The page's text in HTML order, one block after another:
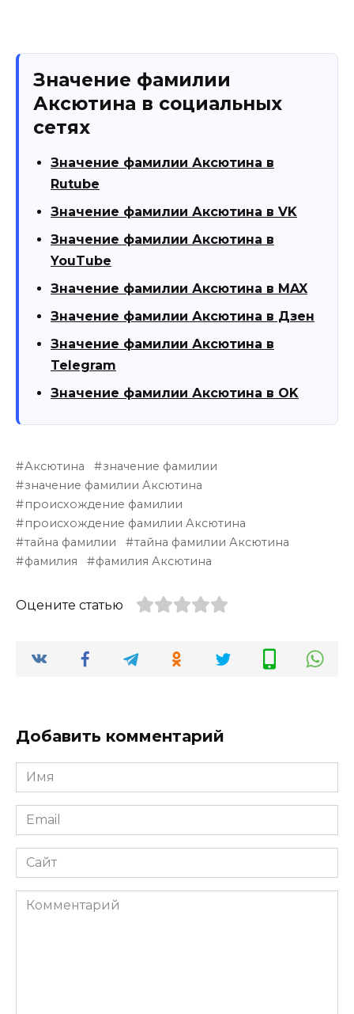
Значение фамилии
Аксютина в социальных
сетях
Значение фамилии Аксютина в
Rutube
Значение фамилии Аксютина в VK
Значение фамилии Аксютина в
YouTube
Значение фамилии Аксютина в MAX
Значение фамилии Аксютина в Дзен
Значение фамилии Аксютина в
Telegram
Значение фамилии Аксютина в OK
Аксютина
значение фамилии
значение фамилии Аксютина
происхождение фамилии
происхождение фамилии Аксютина
тайна фамилии
тайна фамилии Аксютина
фамилия
фамилия Аксютина
Оцените статью
Добавить комментарий
Имя
*
Email
*
Сайт
Комментарий